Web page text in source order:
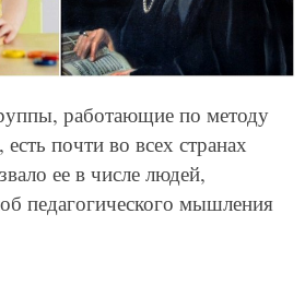
работающие по методу
почти во всех странах
ее в числе людей,
педагогического мышления